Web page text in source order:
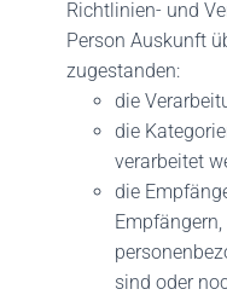
Richtlinien- und
Person Auskunft
zugestanden:
die
die
verarbeitet
die
sind oder